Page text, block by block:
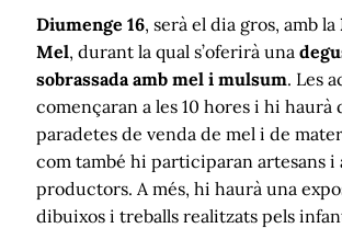
Diumenge 16, serà el dia gros, amb la
Mel, durant la qual s’oferirà una
sobrassada amb mel i mulsum. Les
començaran a les 10 hores i hi haurà
paradetes de venda de mel i de
com també hi participaran artesans i
productors. A més, hi haurà una
dibuixos i treballs realitzats pels